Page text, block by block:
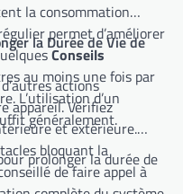
la consommation
Voici quelquesConseils
au moins une fois par
généralement.
la Durée de Vie de
actions
Vérifiez
et extérieure.
bloquant la
prolonger la durée de